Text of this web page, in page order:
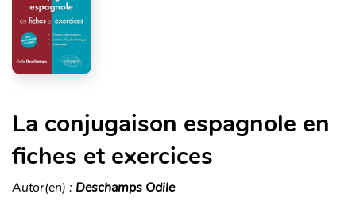
La conjugaison espagnole en
fiches et exercices
Autor(en) : Deschamps Odile